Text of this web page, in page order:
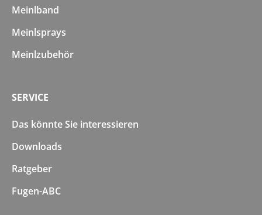
Meinlband
Meinlsprays
Meinlzubehör
SERVICE
Das könnte Sie interessieren
Downloads
Ratgeber
Fugen-ABC